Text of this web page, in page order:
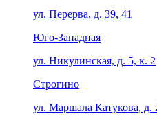
ул. Перерва, д. 39, 41
Юго-Западная
ул. Никулинская, д. 5, к. 2
Строгино
ул. Маршала Катукова, д.